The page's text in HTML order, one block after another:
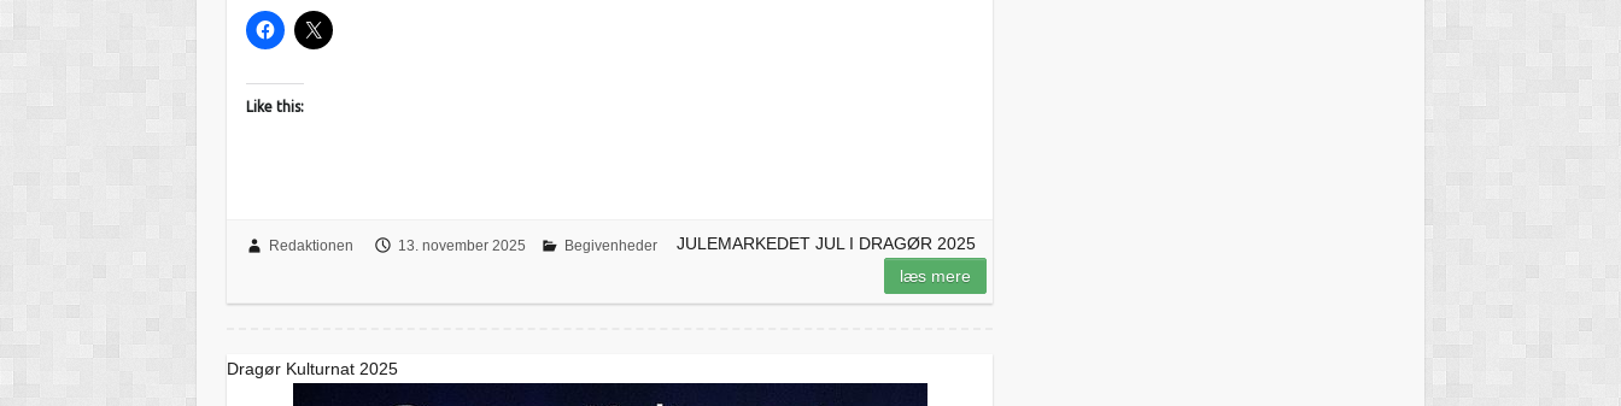
Like this:
Redaktionen 13. november 2025 Begivenheder
JULEMARKEDET JUL I DRAGØR 2025
læs mere
Dragør Kulturnat 2025